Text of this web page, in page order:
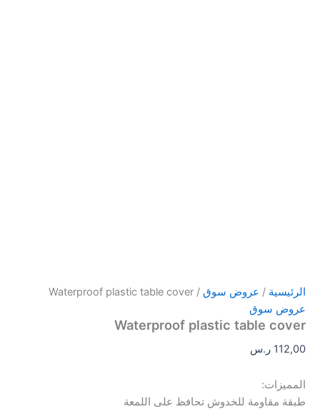
الرئيسية / عروض سوق / Waterproof plastic table cover
عروض سوق
Waterproof plastic table cover
112,00 ر.س
المميزات:
طبقة مقاومة للخدوش تحافظ على اللمعة